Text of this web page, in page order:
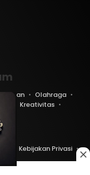
Olahraga
Kreativitas
Kebijakan Privasi